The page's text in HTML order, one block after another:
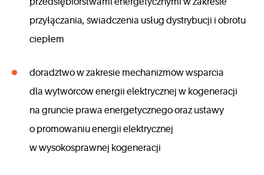
przyłączania, świadczenia usług dystrybucji i obrotu
ciepłem
doradztwo w zakresie mechanizmów wsparcia
dla wytwórców energii elektrycznej w kogeneracji
na gruncie prawa energetycznego oraz ustawy
o promowaniu energii elektrycznej
w wysokosprawnej kogeneracji